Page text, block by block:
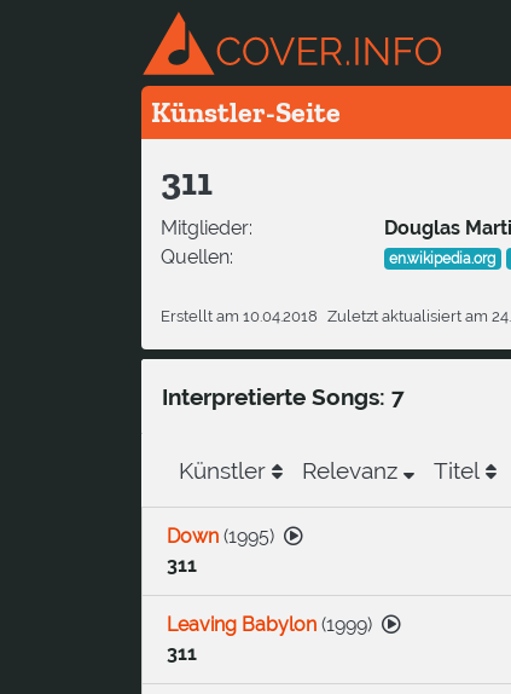
Künstler-Seite
311
Mitglieder: Douglas
Quellen:
en.wikipedia.org
Erstellt am 10.04.2018 Zuletzt aktualisiert am
Interpretierte Songs: 7
Künstler Relevanz Titel
Down (1995)
311
Leaving Babylon (1999)
311